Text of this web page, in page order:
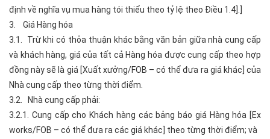
định về nghĩa vụ mua hàng tói thiểu theo tỷ lệ theo Điều 1.4].]
3. Giá Hàng hóa
3.1. Trừ khi có thỏa thuận khác bằng văn bản giữa nhà cung cấp
và khách hàng, giá của tất cả Hàng hóa được cung cấp theo hợp
đồng này sẽ là giá [Xuất xưởng/FOB – có thể đưa ra giá khác] của
Nhà cung cấp theo từng thời điểm.
3.2. Nhà cung cấp phải:
3.2.1. Cung cấp cho Khách hàng các bảng báo giá Hàng hóa [Ex
works/FOB – có thể đưa ra các giá khác] theo từng thời điểm; và